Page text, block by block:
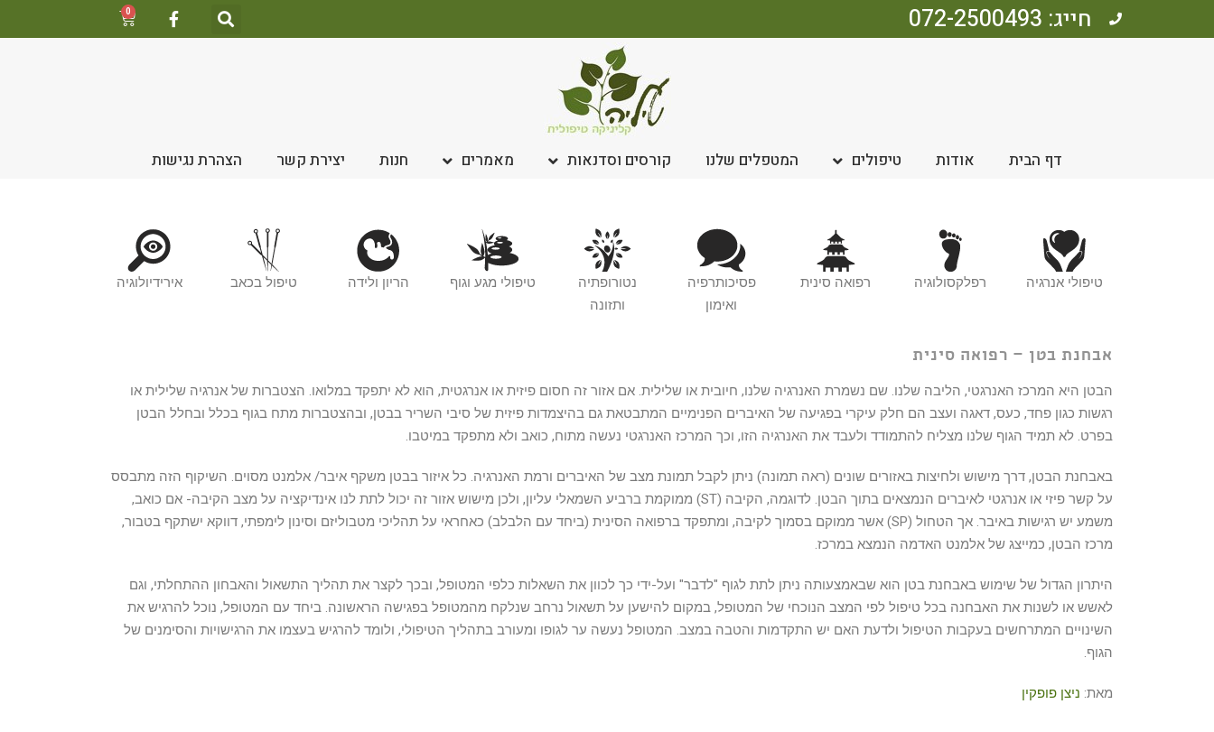
חייג: 072-2500493 0
דף הבית אודות טיפולים המטפלים שלנו קורסים וסדנאות מאמרים חנות יצירת קשר הצהרת נגישות
טיפולי אנרגיה רפלקסולוגיה רפואה סינית
פסיכותרפיה
ואימון
נטורופתיה
ותזונה
טיפולי מגע וגוף הריון ולידה טיפול בכאב אירידיולוגיה
אבחנת בטן – רפואה סינית
הבטן היא המרכז האנרגטי, הליבה שלנו. שם נשמרת האנרגיה שלנו, חיובית או שלילית. אם אזור זה חסום פיזית או אנרגטית, הוא לא יתפקד במלואו. הצטברות של אנרגיה שלילית או
רגשות כגון פחד, כעס, דאגה ועצב הם חלק עיקרי בפגיעה של האיברים הפנימיים המתבטאת גם בהיצמדות פיזית של סיבי השריר בבטן, ובהצטברות מתח בגוף בכלל ובחלל הבטן
בפרט. לא תמיד הגוף שלנו מצליח להתמודד ולעבד את האנרגיה הזו, וכך המרכז האנרגטי נעשה מתוח, כואב ולא מתפקד במיטבו.
באבחנת הבטן, דרך מישוש ולחיצות באזורים שונים (ראה תמונה) ניתן לקבל תמונת מצב של האיברים ורמת האנרגיה. כל איזור בבטן משקף איבר/ אלמנט מסוים. השיקוף הזה מתבסס
על קשר פיזי או אנרגטי לאיברים הנמצאים בתוך הבטן. לדוגמה, הקיבה (ST) ממוקמת ברביע השמאלי עליון, ולכן מישוש אזור זה יכול לתת לנו אינדיקציה על מצב הקיבה- אם כואב,
משמע יש רגישות באיבר. אך הטחול (SP) אשר ממוקם בסמוך לקיבה, ומתפקד ברפואה הסינית (ביחד עם הלבלב) כאחראי על תהליכי מטבוליזם וסינון לימפתי, דווקא ישתקף בטבור,
מרכז הבטן, כמייצג של אלמנט האדמה הנמצא במרכז.
היתרון הגדול של שימוש באבחנת בטן הוא שבאמצעותה ניתן לתת לגוף "לדבר" ועל-ידי כך לכוון את השאלות כלפי המטופל, ובכך לקצר את תהליך התשאול והאבחון ההתחלתי, וגם
לאשש או לשנות את האבחנה בכל טיפול לפי המצב הנוכחי של המטופל, במקום להישען על תשאול נרחב שנלקח מהמטופל בפגישה הראשונה. ביחד עם המטופל, נוכל להרגיש את
השינויים המתרחשים בעקבות הטיפול ולדעת האם יש התקדמות והטבה במצב. המטופל נעשה ער לגופו ומעורב בתהליך הטיפולי, ולומד להרגיש בעצמו את הרגישויות והסימנים של
הגוף.
מאת: ניצן פופקין